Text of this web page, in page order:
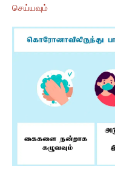
செய்யவும்